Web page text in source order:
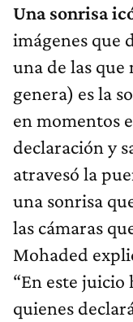
Una sonrisa
imágenes que
una de las que
genera) es la
en momentos
declaración y
atravesó la
una sonrisa
las cámaras
Mohaded
“En este juicio
quienes